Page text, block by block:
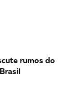
rumos do